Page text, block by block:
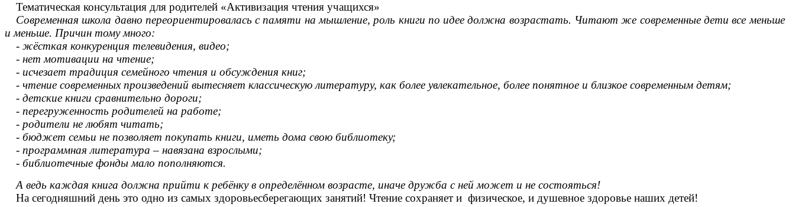
Тематическая консультация для родителей «Активизация чтения учащихся»
Современная школа давно переориентировалась с памяти на мышление, роль книги по идее должна возрастать. Читают же современные дети все меньше
и меньше. Причин тому много:
- жёсткая конкуренция телевидения, видео;
- нет мотивации на чтение;
- исчезает традиция семейного чтения и обсуждения книг;
- чтение современных произведений вытесняет классическую литературу, как более увлекательное, более понятное и близкое современным детям;
- детские книги сравнительно дороги;
- перегруженность родителей на работе;
- родители не любят читать;
- бюджет семьи не позволяет покупать книги, иметь дома свою библиотеку;
- программная литература – навязана взрослыми;
- библиотечные фонды мало пополняются.
А ведь каждая книга должна прийти к ребёнку в определённом возрасте, иначе дружба с ней может и не состояться!
На сегодняшний день это одно из самых здоровьесберегающих занятий! Чтение сохраняет и физическое, и душевное здоровье наших детей!